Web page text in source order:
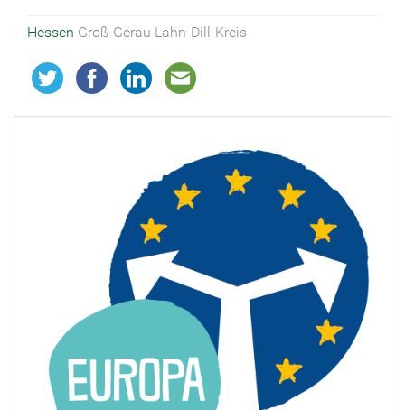
Hessen Groß-Gerau Lahn-Dill-Kreis